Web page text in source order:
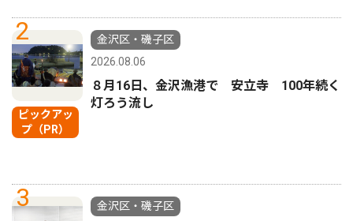
2
ピックアッ
プ（PR）
金沢区・磯子区
2026.08.06
８月16日、金沢漁港で 安立寺 100年続く
灯ろう流し
3
金沢区・磯子区